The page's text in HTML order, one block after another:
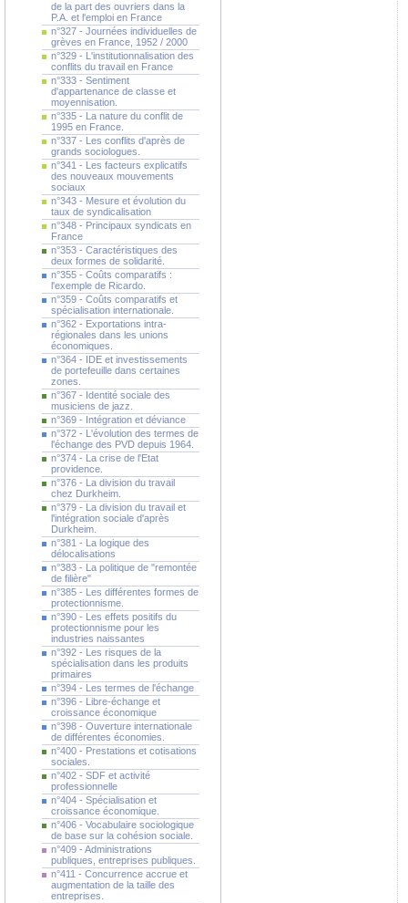
de la part des ouvriers dans la
P.A. et l'emploi en France
n°327 - Journées individuelles de
grèves en France, 1952 / 2000
n°329 - L'institutionnalisation des
conflits du travail en France
n°333 - Sentiment
d'appartenance de classe et
moyennisation.
n°335 - La nature du conflit de
1995 en France.
n°337 - Les conflits d'après de
grands sociologues.
n°341 - Les facteurs explicatifs
des nouveaux mouvements
sociaux
n°343 - Mesure et évolution du
taux de syndicalisation
n°348 - Principaux syndicats en
France
n°353 - Caractéristiques des
deux formes de solidarité.
n°355 - Coûts comparatifs :
l'exemple de Ricardo.
n°359 - Coûts comparatifs et
spécialisation internationale.
n°362 - Exportations intra-
régionales dans les unions
économiques.
n°364 - IDE et investissements
de portefeuille dans certaines
zones.
n°367 - Identité sociale des
musiciens de jazz.
n°369 - Intégration et déviance
n°372 - L'évolution des termes de
l'échange des PVD depuis 1964.
n°374 - La crise de l'Etat
providence.
n°376 - La division du travail
chez Durkheim.
n°379 - La division du travail et
l'intégration sociale d'après
Durkheim.
n°381 - La logique des
délocalisations
n°383 - La politique de "remontée
de filière"
n°385 - Les différentes formes de
protectionnisme.
n°390 - Les effets positifs du
protectionnisme pour les
industries naissantes
n°392 - Les risques de la
spécialisation dans les produits
primaires
n°394 - Les termes de l'échange
n°396 - Libre-échange et
croissance économique
n°398 - Ouverture internationale
de différentes économies.
n°400 - Prestations et cotisations
sociales.
n°402 - SDF et activité
professionnelle
n°404 - Spécialisation et
croissance économique.
n°406 - Vocabulaire sociologique
de base sur la cohésion sociale.
n°409 - Administrations
publiques, entreprises publiques.
n°411 - Concurrence accrue et
augmentation de la taille des
entreprises.